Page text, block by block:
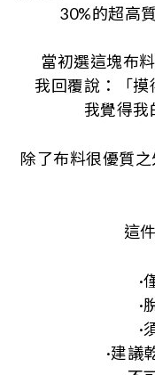
30%的超高
當初選這塊布料
我回覆說：
「
我覺得我
除了布料很優質之
這
·
·
·
·建議